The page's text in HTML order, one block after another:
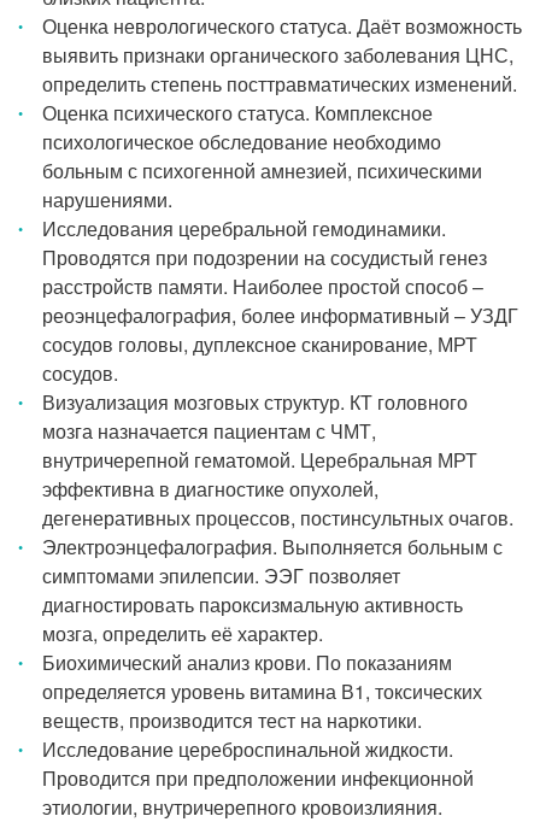
Оценка неврологического статуса. Даёт возможность
выявить признаки органического заболевания ЦНС,
определить степень посттравматических изменений.
Оценка психического статуса. Комплексное
психологическое обследование необходимо
больным с психогенной амнезией, психическими
нарушениями.
Исследования церебральной гемодинамики.
Проводятся при подозрении на сосудистый генез
расстройств памяти. Наиболее простой способ –
реоэнцефалография, более информативный – УЗДГ
сосудов головы, дуплексное сканирование, МРТ
сосудов.
Визуализация мозговых структур. КТ головного
мозга назначается пациентам с ЧМТ,
внутричерепной гематомой. Церебральная МРТ
эффективна в диагностике опухолей,
дегенеративных процессов, постинсультных очагов.
Электроэнцефалография. Выполняется больным с
симптомами эпилепсии. ЭЭГ позволяет
диагностировать пароксизмальную активность
мозга, определить её характер.
Биохимический анализ крови. По показаниям
определяется уровень витамина В1, токсических
веществ, производится тест на наркотики.
Исследование цереброспинальной жидкости.
Проводится при предположении инфекционной
этиологии, внутричерепного кровоизлияния.